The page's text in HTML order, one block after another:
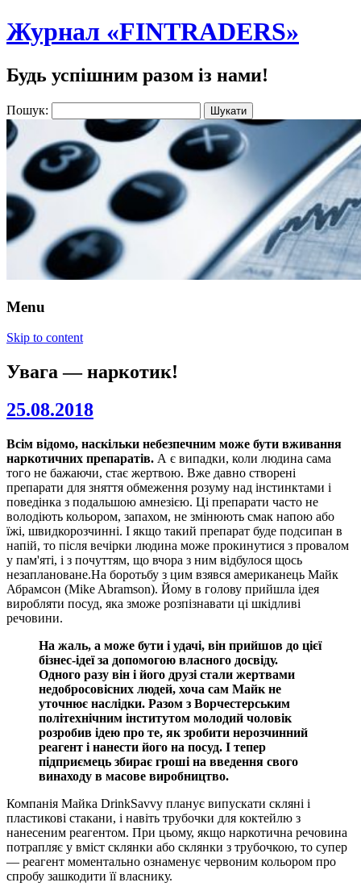
Журнал «FINTRADERS»
Будь успішним разом із нами!
Пошук:
Menu
Skip to content
Увага — наркотик!
25.08.2018
Всім відомо, наскільки небезпечним може бути вживання
наркотичних препаратів. А є випадки, коли людина сама
того не бажаючи, стає жертвою. Вже давно створені
препарати для зняття обмеження розуму над інстинктами і
поведінка з подальшою амнезією. Ці препарати часто не
володіють кольором, запахом, не змінюють смак напою або
їжі, швидкорозчинні. І якщо такий препарат буде подсипан в
напій, то після вечірки людина може прокинутися з провалом
у пам'яті, і з почуттям, що вчора з ним відбулося щось
незаплановане.На боротьбу з цим взявся американець Майк
Абрамсон (Mike Abramson). Йому в голову прийшла ідея
виробляти посуд, яка зможе розпізнавати ці шкідливі
речовини.
На жаль, а може бути і удачі, він прийшов до цієї
бізнес-ідеї за допомогою власного досвіду.
Одного разу він і його друзі стали жертвами
недобросовісних людей, хоча сам Майк не
уточнює наслідки. Разом з Ворчестерським
політехнічним інститутом молодий чоловік
розробив ідею про те, як зробити нерозчинний
реагент і нанести його на посуд. І тепер
підприємець збирає гроші на введення свого
винаходу в масове виробництво.
Компанія Майка DrinkSavvy планує випускати скляні і
пластикові стакани, і навіть трубочки для коктейлю з
нанесеним реагентом. При цьому, якщо наркотична речовина
потрапляє у вміст склянки або склянки з трубочкою, то супер
— реагент моментально ознаменує червоним кольором про
спробу зашкодити її власнику.